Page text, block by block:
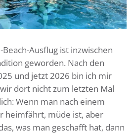
Ausflug ist inzwischen
geworden. Nach den
und jetzt 2026 bin ich mir
dort nicht zum letzten Mal
Wenn man nach einem
heimfährt, müde ist, aber
was man geschafft hat, dann